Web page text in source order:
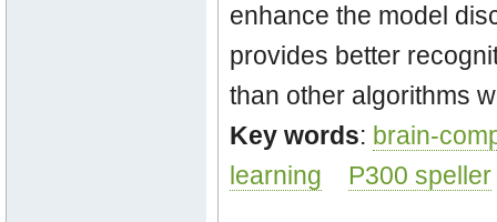
enhance the model
provides better
than other algorithms
Key words: brain-
learning
P300 speller